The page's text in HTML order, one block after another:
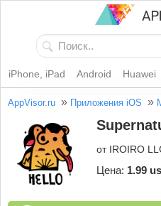
iPhone, iPad Android Huawei
AppVisor.ru » Приложения iOS »
от IROIRO
Цена: 1.99